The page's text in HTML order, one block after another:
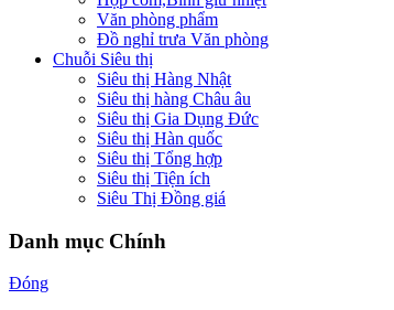
Văn phòng phẩm
Đồ nghỉ trưa Văn phòng
Chuỗi Siêu thị
Siêu thị Hàng Nhật
Siêu thị hàng Châu âu
Siêu thị Gia Dụng Đức
Siêu thị Hàn quốc
Siêu thị Tổng hợp
Siêu thị Tiện ích
Siêu Thị Đồng giá
Danh mục Chính
Đóng